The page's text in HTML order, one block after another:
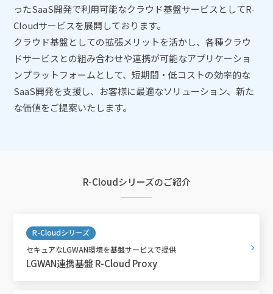
ったSaaS開発で利用可能なクラウド基盤サービスとしてR-
Cloudサービスを展開しております。
クラウド基盤としての拡張メリットを活かし、各種クラウ
ドサービスとの組み合わせや連携が可能なアプリケーショ
ンプラットフォームとして、短期間・低コストの効率的な
SaaS開発を支援し、お客様に最適なソリューション、新た
な価値をご提案いたします。
R-Cloudシリーズのご紹介
R-Cloudシリーズ
セキュアなLGWAN環境を基盤サービスで提供
LGWAN連携基盤 R-Cloud Proxy